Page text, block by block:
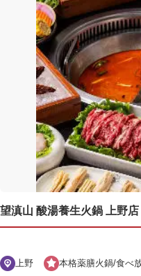
望滇山 酸湯養生火鍋 上野店
上野 本格薬膳火鍋/食べ